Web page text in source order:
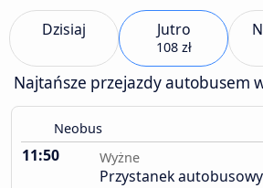
Dzisiaj Jutro
108 zł
Najtańsze przejazdy autobusem
Neobus
11:50 Wyżne
Przystanek autobusowy